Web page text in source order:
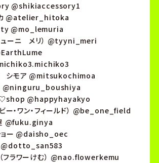
@shikiaccessory1
@atelier_hitoka
@mo_lemuria
ーニ メリ） @tyyni_meri
シモア @mitsukochimoa
@ninguru_boushiya
@happyhayakyo
・ワン・フィールド） @be_one_field
ョー @daisho_oec
@dotto_san583
ラワーけむ） @nao.flowerkemu